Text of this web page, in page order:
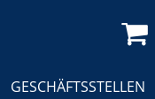
GESCHÄFTSSTELLEN